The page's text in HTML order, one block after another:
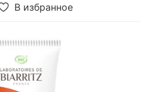
В избранное